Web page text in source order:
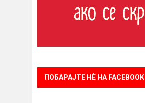
ПОБАРАЈТЕ НÈ НА FACEBOOK